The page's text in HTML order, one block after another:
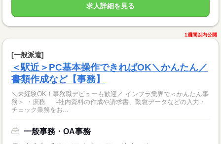
求人詳細を見る
1週間以内公開
[一般派遣]
＜駅近＞PC基本操作できればOK＼かんたん／
書類作成など【事務】
＼未経験OK！事務職デビューも歓迎／ インフラ業界で＜かんたん事
務＞ ・庶務 └社内資料の作成や請求書、勤怠データなどの入力・
チェック業務をお...
一般事務・OA事務